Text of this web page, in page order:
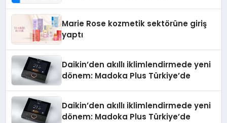
Marie Rose kozmetik sektörüne giriş
yaptı
Daikin’den akıllı iklimlendirmede yeni
dönem: Madoka Plus Türkiye’de
Daikin’den akıllı iklimlendirmede yeni
dönem: Madoka Plus Türkiye’de